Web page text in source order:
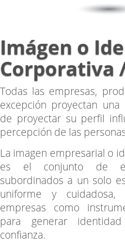
Imágen o
Corporativa
Todas las empresas,
excepción proyectan
de proyectar su perfil
percepción de las
La imagen empresarial o
es el conjunto de
subordinados a un solo
uniforme y
empresas como
para generar
confianza.